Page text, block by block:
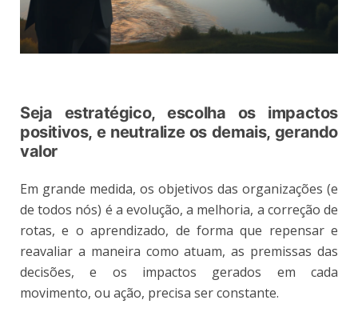
Seja estratégico, escolha os impactos
positivos, e neutralize os demais, gerando
valor
Em grande medida, os objetivos das organizações (e
de todos nós) é a evolução, a melhoria, a correção de
rotas, e o aprendizado, de forma que repensar e
reavaliar a maneira como atuam, as premissas das
decisões, e os impactos gerados em cada
movimento, ou ação, precisa ser constante.